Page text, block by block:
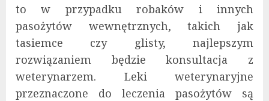
to w przypadku robaków i innych
pasożytów wewnętrznych, takich jak
tasiemce czy glisty, najlepszym
rozwiązaniem będzie konsultacja z
weterynarzem. Leki weterynaryjne
przeznaczone do leczenia pasożytów są